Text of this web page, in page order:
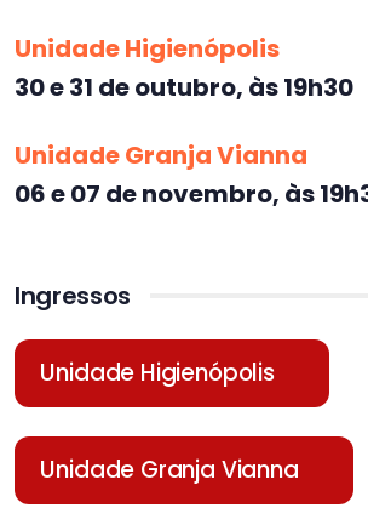
Unidade Higienópolis
30 e 31 de outubro, às 19h30
Unidade Granja Vianna
06 e 07 de novembro, às
Ingressos
Unidade Higienópolis
Unidade Granja Vianna